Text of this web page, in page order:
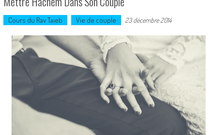
Cours du Rav Taieb Vie de couple 23 décembre 2014